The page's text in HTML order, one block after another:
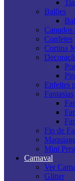
Balões
Canudos
Confetes
Cortina
Enfeites
Fantasias
Fio de
Mini
Carnaval
Ver
Glitter